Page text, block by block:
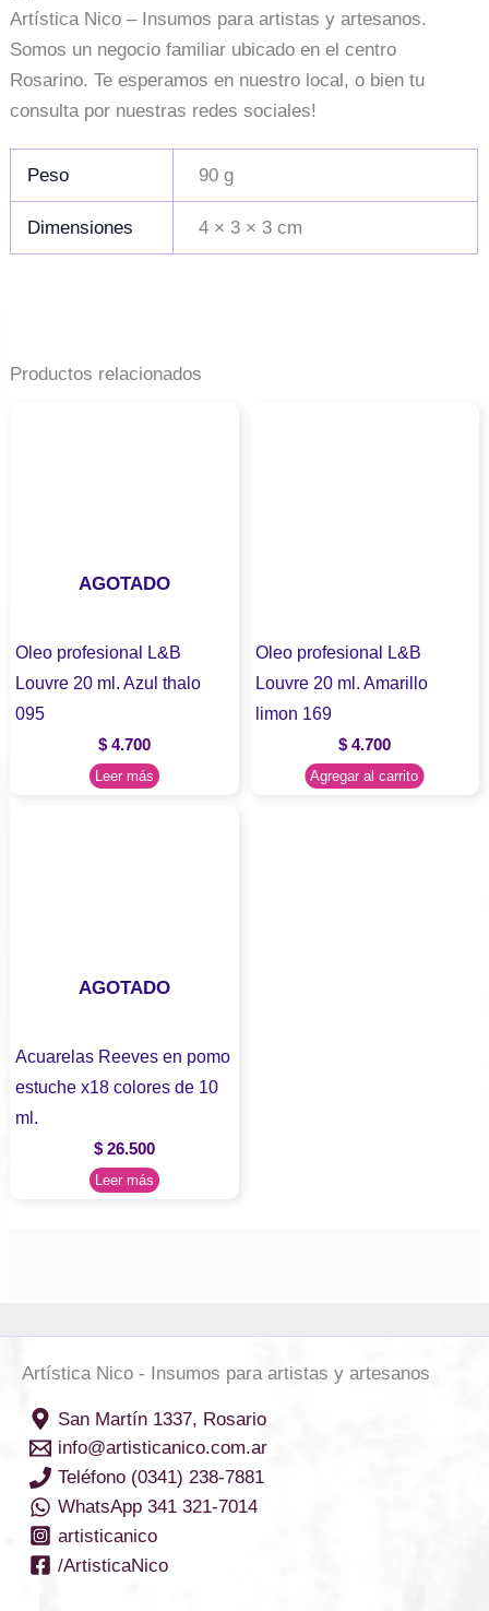
Artística Nico – Insumos para artistas y artesanos.
Somos un negocio familiar ubicado en el centro
Rosarino. Te esperamos en nuestro local, o bien tu
consulta por nuestras redes sociales!
Peso 90 g
Dimensiones 4 × 3 × 3 cm
Productos relacionados
AGOTADO
Oleo profesional L&B
Louvre 20 ml. Azul thalo
095
$ 4.700
Leer más
Oleo profesional L&B
Louvre 20 ml. Amarillo
limon 169
$4.700
Agregar al carrito
AGOTADO
Acuarelas Reeves en pomo
estuche x18 colores de 10
ml.
$ 26.500
Leer más
Artística Nico - Insumos para artistas y artesanos
San Martín 1337, Rosario
info@artisticanico.com.ar
Teléfono (0341) 238-7881
WhatsApp 341 321-7014
artisticanico
/ArtisticaNico